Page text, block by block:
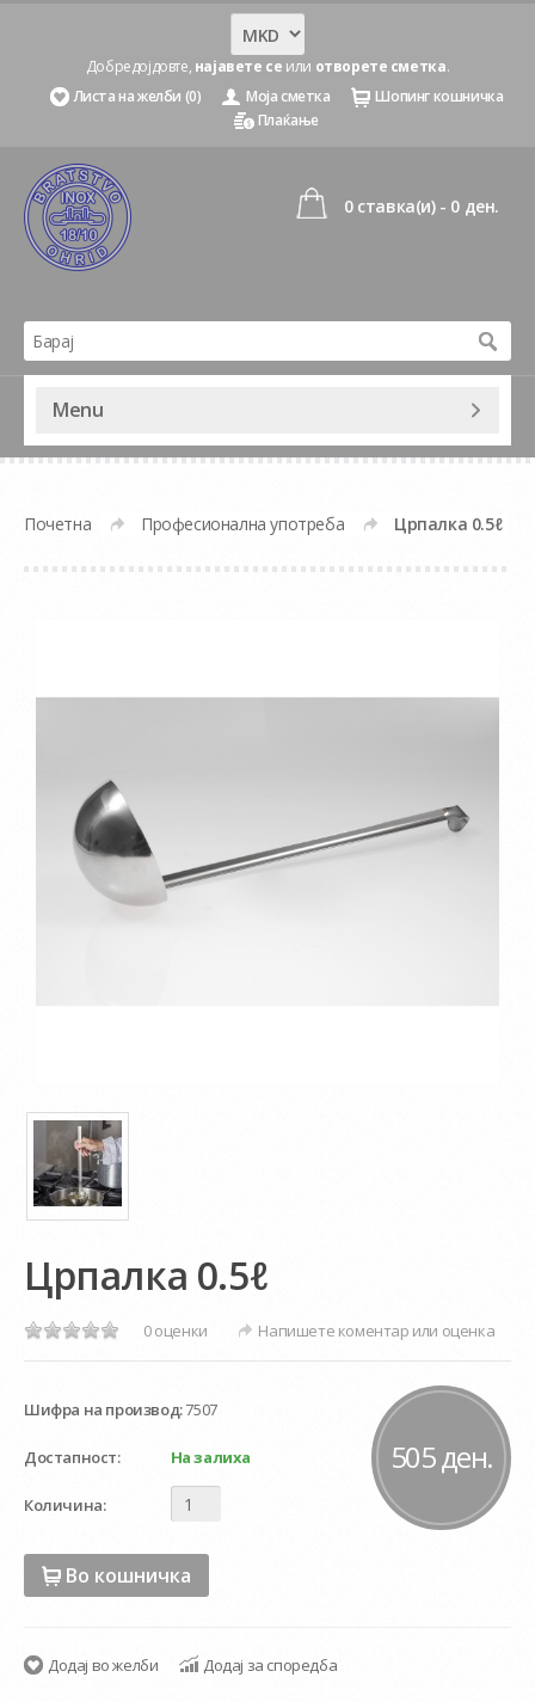
Добредојдовте, најавете се или отворете сметка.
Листа на желби (0)
Моја сметка
Шопинг кошничка
Плаќање
0 ставка(и) - 0 ден.
Menu
Почетна » Професионална употреба » Црпалка 0.5ℓ
Црпалка 0.5ℓ
0 оценки Напишете коментар или оценка
505 ден.
Шифра на производ:7507
Достапност: На залиха
Количина:
Во кошничка
Додај во желби Додај за споредба